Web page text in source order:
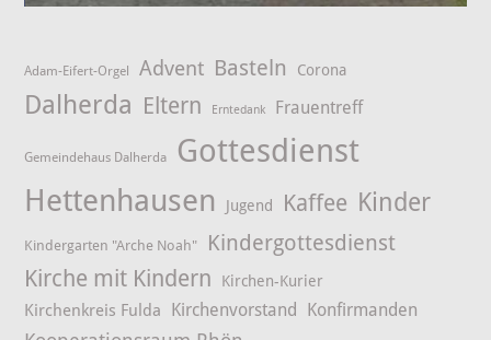
Adam-Eifert-Orgel Advent Basteln Corona
Dalherda Eltern Erntedank Frauentreff
Gemeindehaus Dalherda Gottesdienst
Hettenhausen Jugend Kaffee Kinder
Kindergarten "Arche Noah" Kindergottesdienst
Kirche mit Kindern Kirchen-Kurier
Kirchenkreis Fulda Kirchenvorstand Konfirmanden